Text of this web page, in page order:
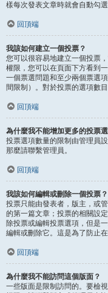
樣每次發表文章時就會自動勾選
回頂端
我該如何建立一個投票？
您可以很容易地建立一個投票
權限，您可以在頁面下方看到
一個票選問題和至少兩個票選
間限制）。對於投票的選項數
回頂端
為什麼我不能增加更多的投票
投票選項數量的限制由管理員
那麼請聯繫管理員。
回頂端
我該如何編輯或刪除一個投票？
投票只能由發表者，版主，或
的第一篇文章；投票的相關設
除投票或編輯投票選項，但是
編輯或刪除它。這是為了防止
回頂端
為什麼我不能訪問這個版面？
一些版面是限制訪問的。要檢